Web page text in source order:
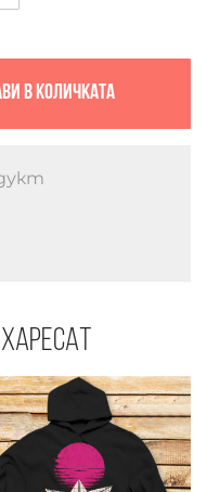
в количката